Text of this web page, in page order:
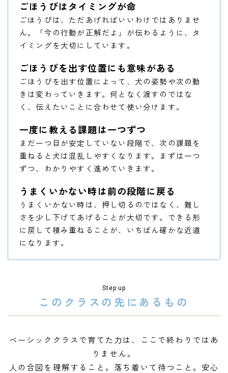
ごほうびはタイミングが命
ごほうびは、ただあげればいいわけではありませ
ん。「今の行動が正解だよ」が伝わるように、タ
イミングを大切にしています。
ごほうびを出す位置にも意味がある
ごほうびを出す位置によって、犬の姿勢や次の動
きは変わっていきます。何となく渡すのではな
く、伝えたいことに合わせて使い分けます。
一度に教える課題は一つずつ
まだ一つ目が安定していない段階で、次の課題を
重ねると犬は混乱しやすくなります。まずは一つ
ずつ、わかりやすく進めていきます。
うまくいかない時は前の段階に戻る
うまくいかない時は、押し切るのではなく、難し
さを少し下げてあげることが大切です。できる形
に戻して積み重ねることが、いちばん確かな近道
になります。
Step up
このクラスの先にあるもの
ベーシッククラスで育てた力は、ここで終わりではあ
りません。
人の合図を理解すること。落ち着いて待つこと。安心